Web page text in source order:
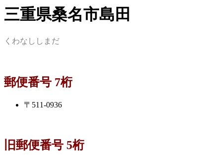
三重県桑名市島田
くわなししまだ
郵便番号 7桁
〒511-0936
旧郵便番号 5桁